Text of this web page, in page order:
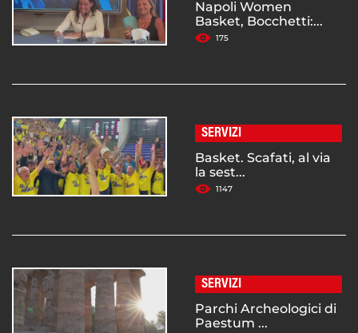
Napoli Women
Basket, Bocchetti:...
175
SERVIZI
Basket. Scafati, al via
la sest...
1147
SERVIZI
Parchi Archeologici di
Paestum ...